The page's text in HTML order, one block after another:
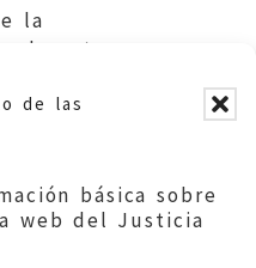
de las
básica sobre
web del Justicia
la
de esta